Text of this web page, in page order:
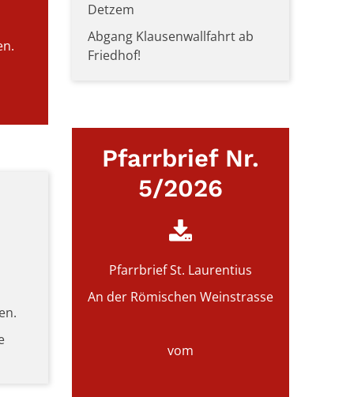
Detzem
Abgang Klausenwallfahrt ab
Friedhof!
Pfarrbrief Nr.
5/2026
Pfarrbrief St. Laurentius
An der Römischen Weinstrasse
vom